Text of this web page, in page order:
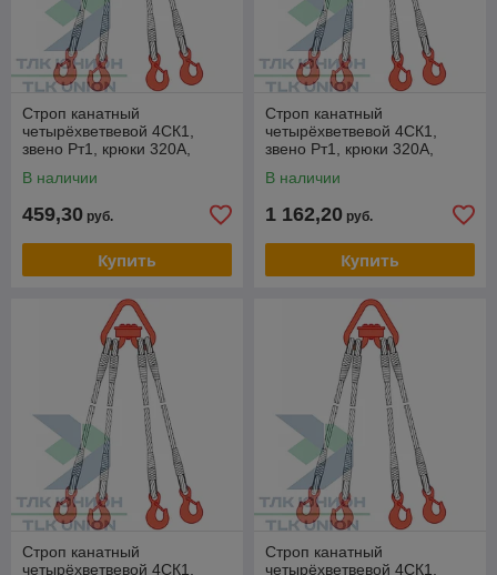
Строп канатный
четырёхветвевой 4СК1,
звено Рт1, крюки 320А,
РОМЕК
В наличии
459,30 руб.
Купить
Строп канатный
четырёхветвевой 4СК1,
звено Рт1, крюки 320А,
РОМЕК
В наличии
1 162,20 руб.
Купить
Строп канатный
четырёхветвевой 4СК1,
Строп канатный
четырёхветвевой 4СК1,